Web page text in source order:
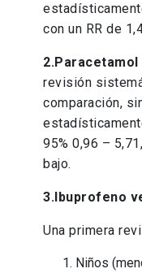
con un RR de
revisión
comparación,
95% 0,96 –
bajo.
3.Ibuprofeno
Una primera
Niños